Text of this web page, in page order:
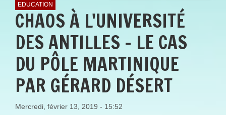
EDUCATION
CHAOS À L'UNIVERSITÉ
DES ANTILLES - LE CAS
DU PÔLE MARTINIQUE
PAR GÉRARD DÉSERT
Mercredi, février 13, 2019 - 15:52